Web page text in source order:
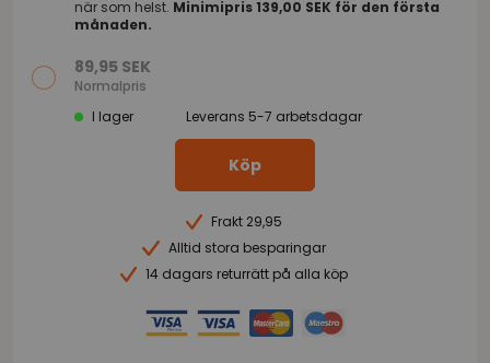
när som helst. Minimipris 139,00 SEK för den första
månaden.
89,95 SEK
Normalpris
I lager
Leverans 5-7 arbetsdagar
Köp
Frakt 29,95
Alltid stora besparingar
14 dagars returrätt på alla köp